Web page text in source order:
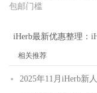
包邮门槛
iHerb最新优惠整理：
相关推荐
2025年11月iHerb新